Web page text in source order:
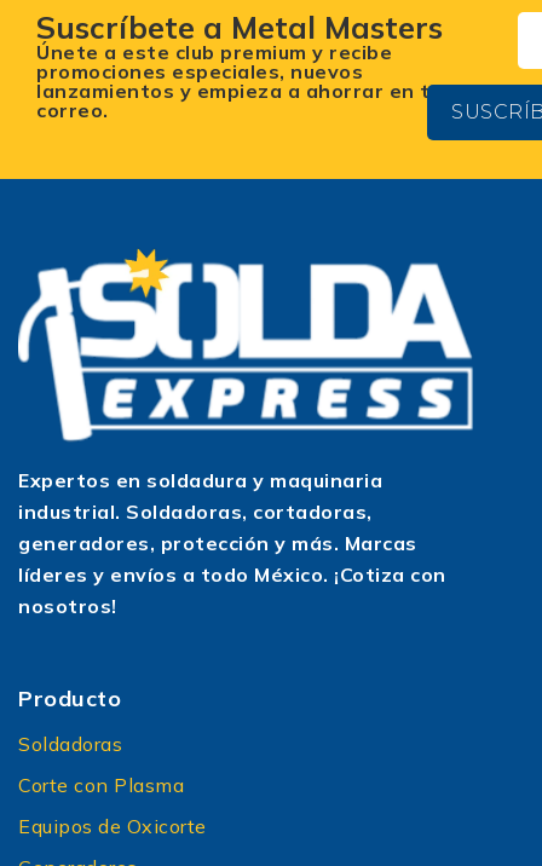
Suscríbete a Metal Masters
Únete a este club premium y recibe
promociones especiales, nuevos
lanzamientos y empieza a ahorrar en tu
correo.
Expertos en soldadura y maquinaria
industrial. Soldadoras, cortadoras,
generadores, protección y más. Marcas
líderes y envíos a todo México. ¡Cotiza con
nosotros!
Producto
Soldadoras
Corte con Plasma
Equipos de Oxicorte